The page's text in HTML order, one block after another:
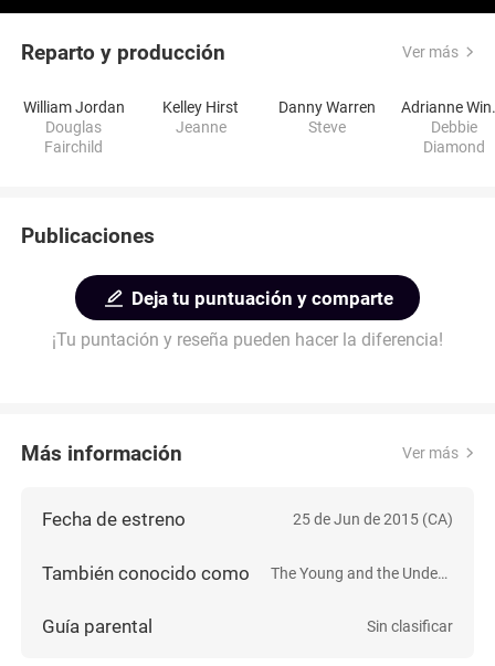
Reparto y producción Ver más
William Jordan
Douglas
Fairchild
Kelley Hirst
Jeanne
Danny Warren
Steve
Debbie
Diamond
Publicaciones
Deja tu puntuación y comparte
¡Tu puntación y reseña pueden hacer la diferencia!
Más información Ver más
Fecha de estreno 25 de Jun de 2015 (CA)
También conocido como The Young and the Undead
Guía parental Sin clasificar